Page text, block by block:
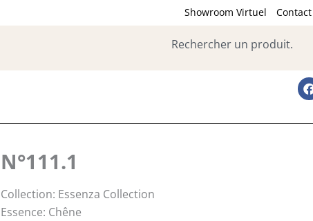
Showroom Virtuel Contact
N°111.1
Collection: Essenza Collection
Essence: Chêne